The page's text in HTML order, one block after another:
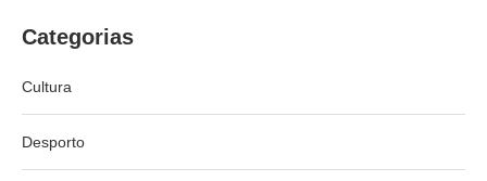
Categorias
Cultura
Desporto